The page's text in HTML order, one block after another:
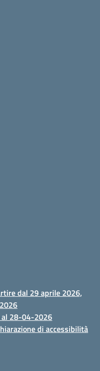
dal 29 aprile 2026,
28-04-2026
di accessibilità